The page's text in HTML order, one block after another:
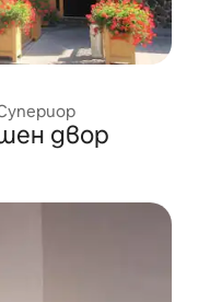
двор